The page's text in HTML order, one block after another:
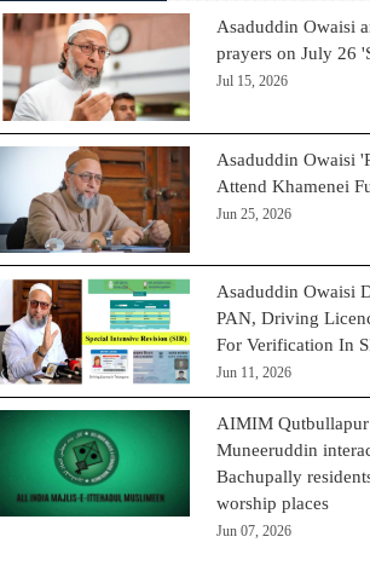
Asaduddin Owaisi
prayers on July 26
Jul 15, 2026
Asaduddin Owaisi
Attend Khamenei
Jun 25, 2026
Asaduddin Owaisi
PAN, Driving
For Verification In
Jun 11, 2026
AIMIM Qutbullapur
Muneeruddin
Bachupally
worship places
Jun 07, 2026